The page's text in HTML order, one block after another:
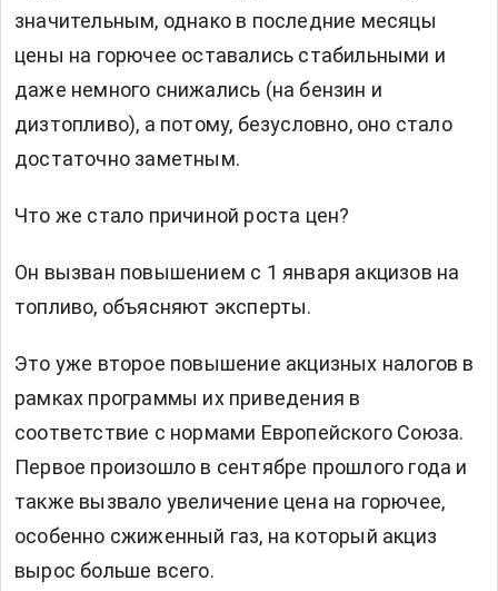
значительным, однако в последние месяцы
цены на горючее оставались стабильными и
даже немного снижались (на бензин и
дизтопливо), а потому, безусловно, оно стало
достаточно заметным.
Что же стало причиной роста цен?
Он вызван повышением с 1 января акцизов на
топливо, объясняют эксперты.
Это уже второе повышение акцизных налогов в
рамках программы их приведения в
соответствие с нормами Европейского Союза.
Первое произошло в сентябре прошлого года и
также вызвало увеличение цена на горючее,
особенно сжиженный газ, на который акциз
вырос больше всего.